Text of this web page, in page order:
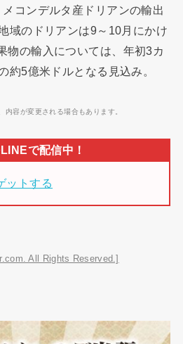
コンデルタ産ドリアンの輸出
域のドリアンは9～10月にかけ
物の輸入については、年初3カ
約5億米ドルとなる見込み。
容が変更される場合もあります。
ットする
All Rights Reserved.]